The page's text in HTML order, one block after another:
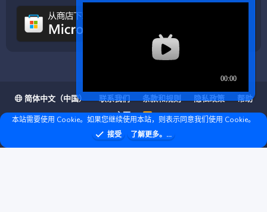
简体中文（中国） 联系我们 条款和规则 隐私政策
帮助
主页
R
S
S
❤ © Copyright 2020–2026 基岩科技 版权所有 |Microsoft Marketplace
本站需要使用 Cookie。如果您继续使用本站，则表示同意我们使用 Cookie。
接受
了解更多。...